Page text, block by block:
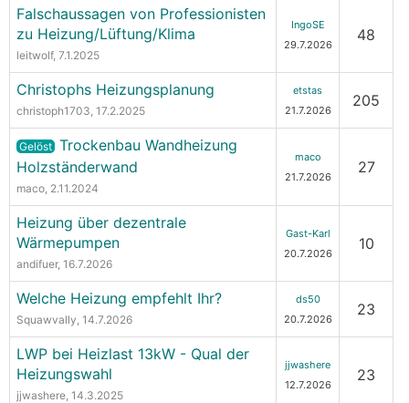
Falschaussagen von Professionisten
zu Heizung/Lüftung/Klima
leitwolf, 7.1.2025
IngoSE
29.7.2026
48
Christophs Heizungsplanung
christoph1703, 17.2.2025
etstas
21.7.2026
205
Gelöst Trockenbau Wandheizung
Holzständerwand
maco, 2.11.2024
maco
21.7.2026
27
Heizung über dezentrale
Wärmepumpen
andifuer, 16.7.2026
Gast-Karl
20.7.2026
10
Welche Heizung empfehlt Ihr?
Squawvally, 14.7.2026
ds50
20.7.2026
23
LWP bei Heizlast 13kW - Qual der
Heizungswahl
jjwashere, 14.3.2025
jjwashere
12.7.2026
23